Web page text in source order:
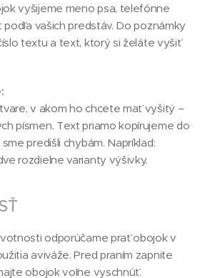
vyšijeme meno psa, telefónne
vašich predstáv. Do poznámky
textu a text, ktorý si želáte vyšiť
v akom ho chcete mať vyšitý –
písmen. Text priamo kopírujeme do
predišli chybám. Napríklad:
rozdielne varianty výšivky.
odporúčame prať obojok v
aviváže. Pred praním zapnite
obojok voľne vyschnúť.